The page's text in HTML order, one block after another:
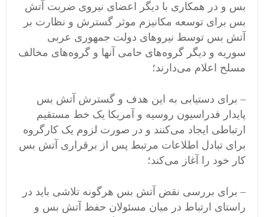
بس و در همکاری با دیگر اعضای نیروی ضربت آتش
بس برای توسعه مکانیزم موثر گسترش و نظارت بر
آتش بس توسط نیروهای دولت جمهوری عربی
سوریه و دیگر گروه‌های حامی آنها و گروه‌های مخالف
مسلح اعلام می‌دارند؛
– برای دستیابی به این هدف و گسترش آتش بس
پایدار فدراسیون روسیه و آمریکا یک خط مستقیم
ارتباطی ایجاد می‌کنند و در صورت لزوم یک کارگروه
برای تبادل اطلاعات مرتبط پس از برقراری آتش بس
کار خود را آغاز می‌کند؛
– برای بررسی نقض آتش بس هرگونه تلاشی باید در
راستای ارتباط در میان مسئولان حفظ آتش بس و